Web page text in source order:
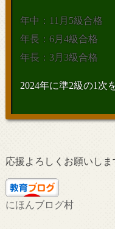
年中：11月5級合格
年長：6月4級合格
年長：3月3級合格
2024年に準2級の1次
応援よろしくお願いし
にほんブログ村